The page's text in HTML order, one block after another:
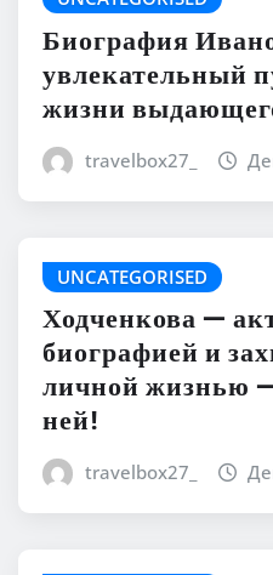
Биография
увлекательный
жизни
travelbox27_
UNCATEGORISED
Ходченкова —
биографией и
личной жизнью
ней!
travelbox27_